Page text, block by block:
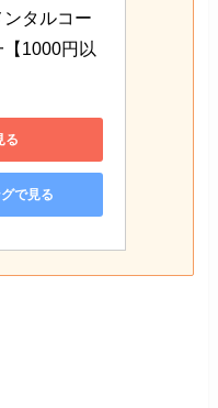
ンタルコー
1000円以
る
で見る